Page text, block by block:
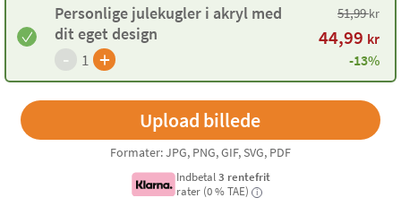
Personlige julekugler i akryl med
dit eget design
- 1 +
51,99kr
44,99 kr
-13%
Formater: JPG, PNG, GIF, SVG, PDF
Indbetal3 rentefrit
rater (0 % TAE)
i